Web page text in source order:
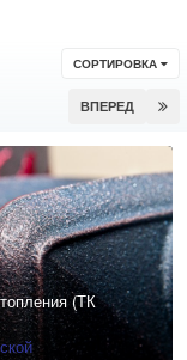
СОРТИРОВКА
ВПЕРЕД
(ТК